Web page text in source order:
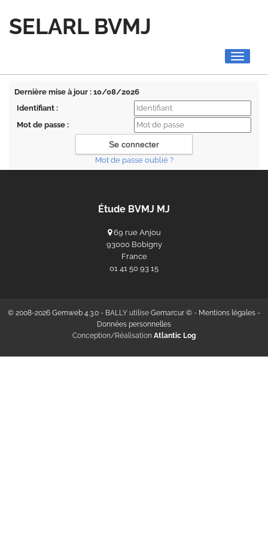
SELARL BVMJ
Toggle
Dernière mise à jour : 10/08/2026
Identifiant :
Mot de passe :
Mot de passe oublié ?
Étude BVMJ MJ
69 rue Anjou
93000 Bobigny
France
‭01 41 50 93 15‬
© 2008-2026 Gemweb 4.3.0 - BALLY utilise Gemarcur © - Mentions légales -
Données personnelles
Conception/Réalisation Atlantic Log